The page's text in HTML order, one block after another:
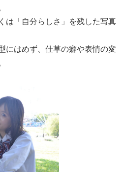
は「自分らしさ」を残した写真
にはめず、仕草の癖や表情の変